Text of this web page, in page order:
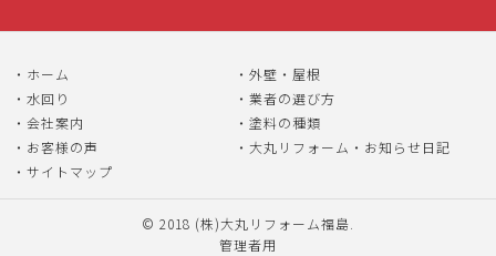
ホーム
外壁・屋根
水回り
業者の選び方
会社案内
塗料の種類
お客様の声
大丸リフォーム・お知らせ日記
サイトマップ
© 2018 (株)大丸リフォーム福島
管理者用